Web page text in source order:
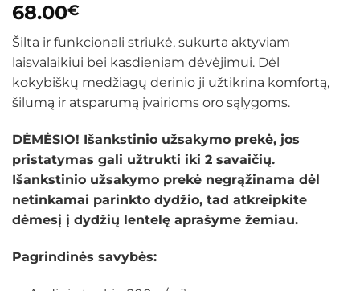
68.00€
Šilta ir funkcionali striukė, sukurta aktyviam
laisvalaikiui bei kasdieniam dėvėjimui. Dėl
kokybiškų medžiagų derinio ji užtikrina komfortą,
šilumą ir atsparumą įvairioms oro sąlygoms.
DĖMĖSIO! Išankstinio užsakymo prekė, jos
pristatymas gali užtrukti iki 2 savaičių.
Išankstinio užsakymo prekė negrąžinama dėl
netinkamai parinkto dydžio, tad atkreipkite
dėmesį į dydžių lentelę aprašyme žemiau.
Pagrindinės savybės: